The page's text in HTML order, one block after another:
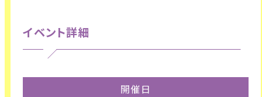
イベント詳細
開催日